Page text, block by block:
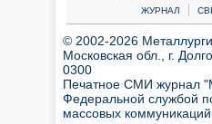
ЖУРНАЛ
|
© 2002-2026
Московская обл., г.
0300
Печатное СМИ журнал
Федеральной службой
массовых